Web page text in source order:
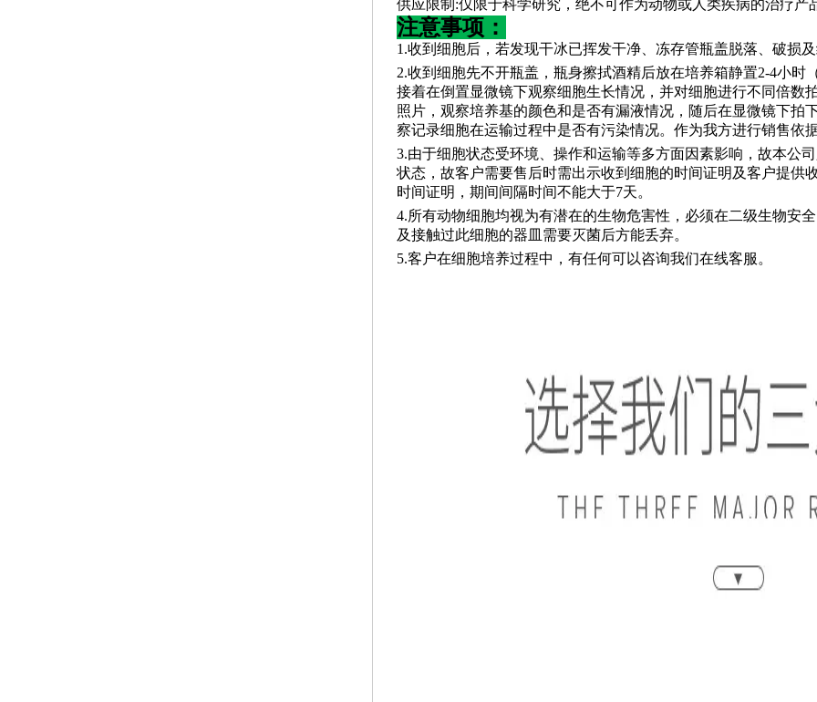
供应限制 :仅限于科学研究，绝不可作为动物或人类疾病的治疗产
注意事项：
1.收到细胞后，若发现干冰已挥发干净、冻存管瓶盖脱落、破损
2.收到细胞先不开瓶盖，瓶身擦拭酒精后放在培养箱静置2-4小时
接着在倒置显微镜下观察细胞生长情况，并对细胞进行不同倍数
照片，观察培养基的颜色和是否有漏液情况，随后在显微镜下拍
察记录细胞在运输过程中是否有污染情况。作为我方进行销售依
3.由于细胞状态受环境、操作和运输等多方面因素影响，故本公
状态，故客户需要售后时需出示收到细胞的时间证明及客户提供
时间证明，期间间隔时间不能大于7天。
4.所有动物细胞均视为有潜在的生物危害性，必须在二级生物安
及接触过此细胞的器皿需要灭菌后方能丢弃。
5.客户在细胞培养过程中，有任何可以咨询我们在线客服。